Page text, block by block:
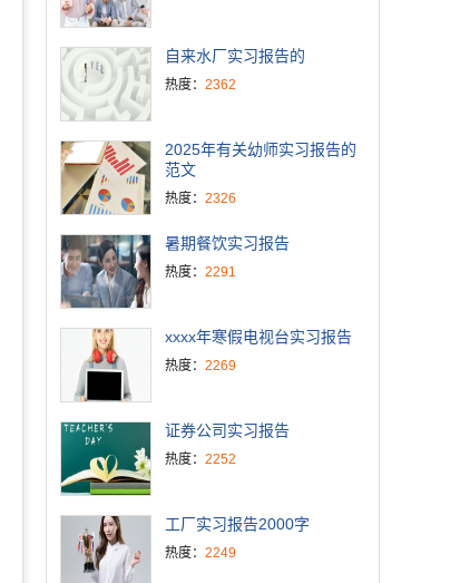
自来水厂实习报告的
热度： 2362
2025年有关幼师实习报告的
范文
热度： 2326
暑期餐饮实习报告
热度： 2291
xxxx年寒假电视台实习报告
热度： 2269
证券公司实习报告
热度： 2252
工厂实习报告2000字
热度： 2249